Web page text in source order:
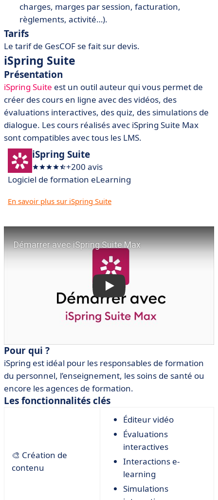
charges, marges par session, facturation,
règlements, activité…).
Tarifs
Le tarif de GesCOF se fait sur devis.
iSpring Suite
Présentation
iSpring Suite est un outil auteur qui vous permet de
créer des cours en ligne avec des vidéos, des
évaluations interactives, des quiz, des simulations de
dialogue. Les cours réalisés avec iSpring Suite Max
sont compatibles avec tous les LMS.
iSpring Suite
+200 avis
Logiciel de formation eLearning
En savoir plus sur iSpring Suite
Pour qui ?
iSpring est idéal pour les responsables de formation
du personnel, l’enseignement, les soins de santé ou
encore les agences de formation.
Les fonctionnalités clés
🎨 Création de
contenu
Éditeur vidéo
Évaluations
interactives
Interactions e-
learning
Simulations